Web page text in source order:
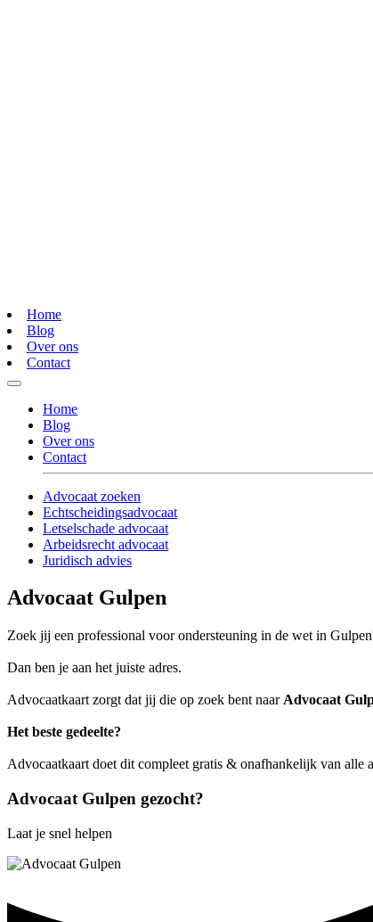
Home
Blog
Over ons
Contact
Home
Blog
Over ons
Contact
Advocaat zoeken
Echtscheidingsadvocaat
Letselschade advocaat
Arbeidsrecht advocaat
Juridisch advies
Advocaat Gulpen
Zoek jij een professional voor ondersteuning in de wet in
Dan ben je aan het juiste adres.
Advocaatkaart zorgt dat jij die op zoek bent naar Advocaat
Het beste gedeelte?
Advocaatkaart doet dit compleet gratis & onafhankelijk van alle
Advocaat Gulpen gezocht?
Laat je snel helpen